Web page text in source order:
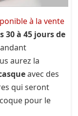
à la vente
30 à 45 jours de
aurez la
avec des
qui seront
pour le